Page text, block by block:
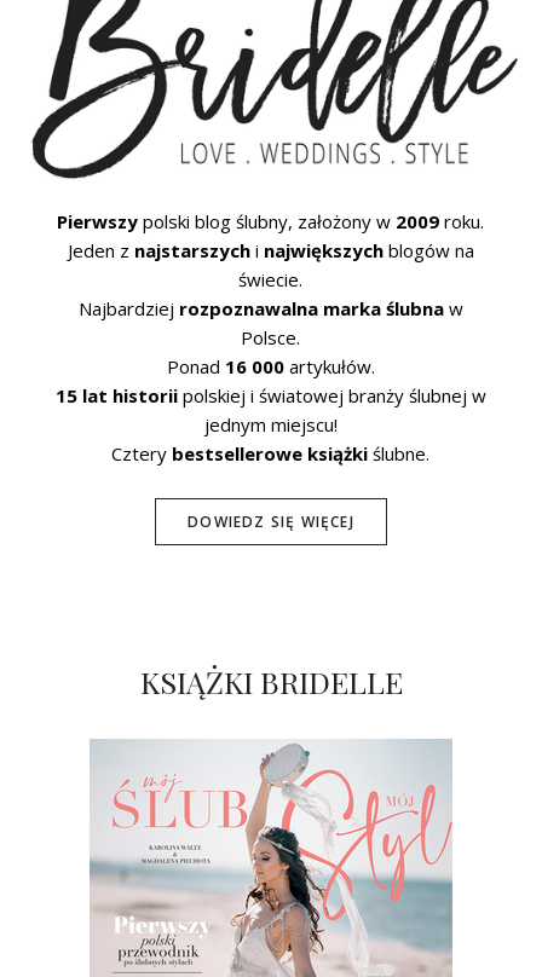
Pierwszy polski blog ślubny, założony w 2009 roku.
Jeden z najstarszychi największychblogów na
świecie.
Najbardziej rozpoznawalna marka ślubnaw
Polsce.
Ponad 16 000artykułów.
15 lat historiipolskiej i światowej branży ślubnej w
jednym miejscu!
Cztery bestsellerowe książki ślubne.
DOWIEDZ SIĘ WIĘCEJ
KSIĄŻKI BRIDELLE